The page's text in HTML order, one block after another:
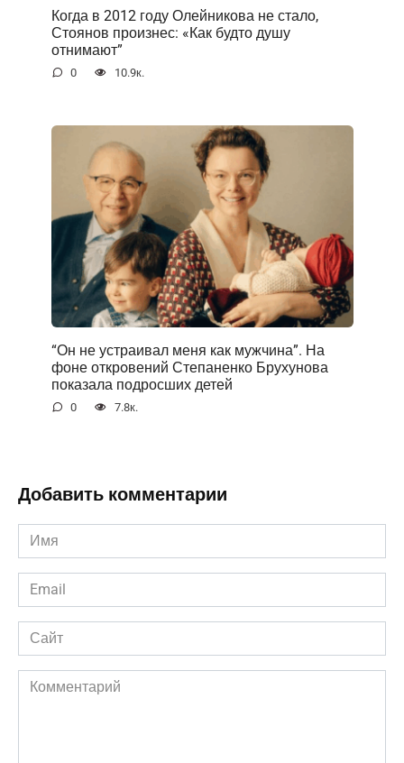
Когда в 2012 году Олейникова не стало,
Стоянов произнес: «Как будто душу
отнимают”
0 10.9к.
“Он не устраивал меня как мужчина”. На
фоне открoвений Степаненко Брухунова
показала подросших детей
0 7.8к.
Добавить комментарии
Имя
*
Email
*
Сайт
Комментарий